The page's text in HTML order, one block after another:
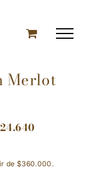
Merlot
24.640
de $360.000.